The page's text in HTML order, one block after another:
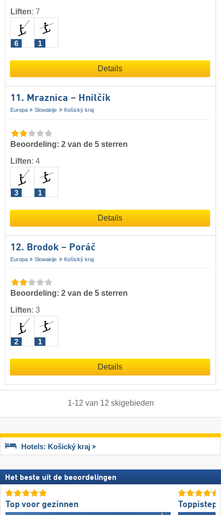
Liften: 7
6 1
Details
11. Mraznica – Hnilčík
Europa Slowakije Košický kraj
Beoordeling: 2 van de 5 sterren
Liften: 4
3 1
Details
12. Brodok – Poráč
Europa Slowakije Košický kraj
Beoordeling: 2 van de 5 sterren
Liften: 3
2 1
Details
1-12 van 12 skigebieden
Hotels: Košický kraj
Het beste uit de beoordelingen
Top voor gezinnen